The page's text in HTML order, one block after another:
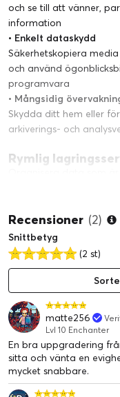
och se till att vänner,
information
• Enkelt dataskydd
Säkerhetskopiera
och använd
programvara
• Mångsidig
Skydda ditt hem eller
arkiverings- och
Rymlig
Synology NAS kan
intuitiva verktyg för
• Bläddra och hantera
webbläsare med
genom din
• Aktivera
från var som helst utan
vidarebefordran av
• Håll dina bilder och
sorteringsfunktioner i
• Driftsätt din Synology
enkelt till den befintliga
Recensioner (2)
Snittbetyg
(2 st)
matte256
Lvl 10 Enchanter
En bra uppgradering
sitta och vänta en
mycket snabbare.